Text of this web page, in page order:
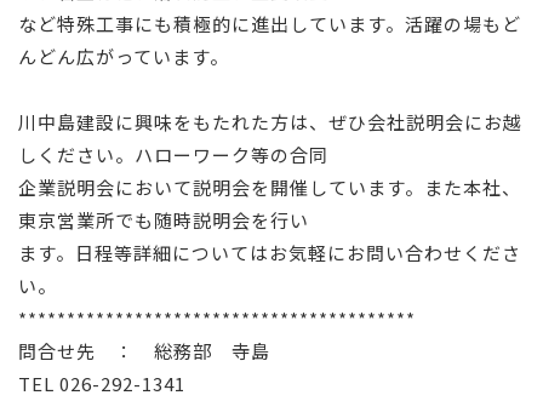
など特殊工事にも積極的に進出しています。活躍の場もど
んどん広がっています。
川中島建設に興味をもたれた方は、ぜひ会社説明会にお越
しください。ハローワーク等の合同
企業説明会において説明会を開催しています。また本社、
東京営業所でも随時説明会を行い
ます。日程等詳細についてはお気軽にお問い合わせくださ
い。
*****************************************
問合せ先 ： 総務部 寺島
TEL 026-292-1341